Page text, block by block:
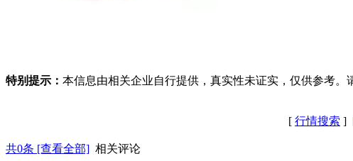
特别提示： 本信息由相关企业自行提供，真实性未证实，仅供参考。
[ 行情搜索 ]
共0条 [查看全部] 相关评论